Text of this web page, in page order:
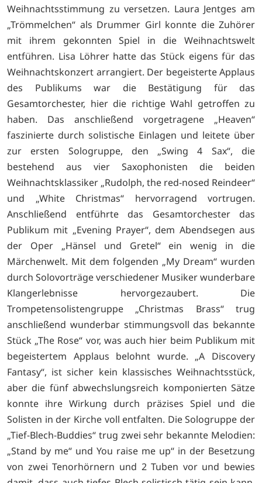
Weihnachtsstimmung zu versetzen. Laura Jentges am
„Trömmelchen“ als Drummer Girl konnte die Zuhörer
mit ihrem gekonnten Spiel in die Weihnachtswelt
entführen. Lisa Löhrer hatte das Stück eigens für das
Weihnachtskonzert arrangiert. Der begeisterte Applaus
des Publikums war die Bestätigung für das
Gesamtorchester, hier die richtige Wahl getroffen zu
haben. Das anschließend vorgetragene „Heaven“
faszinierte durch solistische Einlagen und leitete über
zur ersten Sologruppe, den „Swing 4 Sax“, die
bestehend aus vier Saxophonisten die beiden
Weihnachtsklassiker „Rudolph, the red-nosed Reindeer“
und „White Christmas“ hervorragend vortrugen.
Anschließend entführte das Gesamtorchester das
Publikum mit „Evening Prayer“, dem Abendsegen aus
der Oper „Hänsel und Gretel“ ein wenig in die
Märchenwelt. Mit dem folgenden „My Dream“ wurden
durch Solovorträge verschiedener Musiker wunderbare
Klangerlebnisse hervorgezaubert. Die
Trompetensolistengruppe „Christmas Brass“ trug
anschließend wunderbar stimmungsvoll das bekannte
Stück „The Rose“ vor, was auch hier beim Publikum mit
begeistertem Applaus belohnt wurde. „A Discovery
Fantasy“, ist sicher kein klassisches Weihnachtsstück,
aber die fünf abwechslungsreich komponierten Sätze
konnte ihre Wirkung durch präzises Spiel und die
Solisten in der Kirche voll entfalten. Die Sologruppe der
„Tief-Blech-Buddies“ trug zwei sehr bekannte Melodien:
„Stand by me“ und You raise me up“ in der Besetzung
von zwei Tenorhörnern und 2 Tuben vor und bewies